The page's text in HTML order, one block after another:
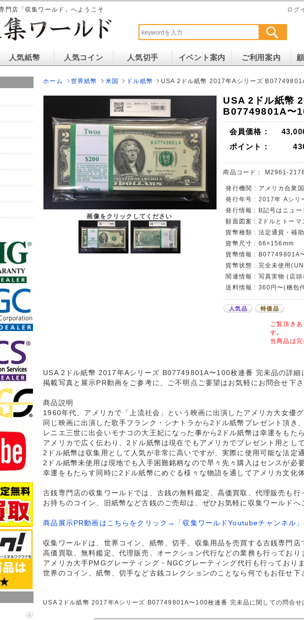
門店「収集ワールド」へようこそ ログ
人気紙幣 人気コイン 人気切手 イベント案内 ご利用案内
ホーム 世界紙幣 米国 ドル紙幣 USA 2ドル紙幣 2017年Aシリーズ
画像をクリックしてください
USA 2ドル紙幣
B07749801A〜
会員価格：
ポイント：
商品コード： M2961-
発行機関 : アメリカ合衆
発行年号 : 2017年 Aシリ
発行情報 : B記号はニュー
額面図案 : 2ドルとトーマ
貨幣種類 : 法定通貨・補
貨幣尺寸 : 66×156mm
貨幣情報 : B07749801A
貨幣状態 : 完全未使用
関連情報 : 写真実物 (店頭
送料情報 : 360円〜(梱包
人気品 特価品
ご覧頂き
す｡
当商品は完
USA 2ドル紙幣 2017年Aシリーズ B07749801A〜100枚連番 完未品の詳細
掲載写真と展示PR動画をご参考に、ご不明点ご要望はお気軽にお問合せ下さ
商品説明
1960年代、アメリカで「上流社会」という映画に出演したアメリカ大女優
同じ映画に出演した歌手フランク・シナトラから2ドル紙幣プレゼント頂き
レニエ三世に出会いモナコの大王妃になった事から2ドル紙幣は幸運をもた
アメリカで広く伝わり、2ドル紙幣は現在でもアメリカでプレゼント用とし
2ドル紙幣は収集用として人気が非常に高いですが、実際に使用可能な法定
2ドル紙幣未使用は現地でも入手困難銘柄なので早々先々購入はセンスが必
幸運をもたらす同時に2ドル紙幣にめぐる様々な物語を通してアメリカ文化
古銭専門店の収集ワールドでは、古銭の無料鑑定、高価買取、代理販売も行
お持ちのコイン、旧紙幣など古銭のご売却は、ぜひお気軽に収集ワールドへ
商品展示PR動画はこちらをクリック→「収集ワールドYoutubeチャンネル
収集ワールドは、世界コイン、紙幣、切手、収集用品を売買する古銭専門店
高価買取、無料鑑定、代理販売、オークション代行などの業務も行っており
アメリカ大手PMGグレーティング・NGCグレーティング代行も行っておりま
世界のコイン、紙幣、切手など古銭コレクションのことなら何でもお任せ下
USA 2ドル紙幣 2017年Aシリーズ B07749801A〜100枚連番 完未品に関しての問合せ